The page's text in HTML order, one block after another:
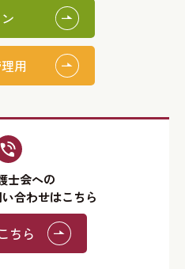
用
士会への
合わせはこちら
ちら